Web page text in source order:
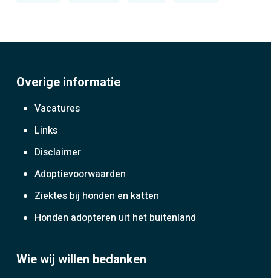
Overige informatie
Vacatures
Links
Disclaimer
Adoptievoorwaarden
Ziektes bij honden en katten
Honden adopteren uit het buitenland
Wie wij willen bedanken